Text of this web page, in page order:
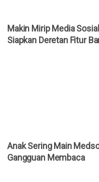
Makin Mirip Media
Siapkan Deretan Fitur
Anak Sering Main
Gangguan Membaca